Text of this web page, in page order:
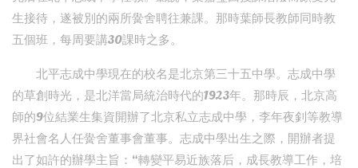
生接待，遂被別的兩所黌舍聘往兼課。那時葉師長教師同時教
五個班，每周要講30課時之多。
北平志成中學現在的校名是北京第三十五中學。志成中學
的草創時光，是北洋當局統治時代的1923年。那時辰，北京高
師的9位結業生集資開辦了北京私立志成中學，李年夜釗等教導
界社會名人任黌舍董事會董事。志成中學出生之際，開辦者提
出了如許的辦學主旨：“轉變平易近族落后，成長教導工作，培